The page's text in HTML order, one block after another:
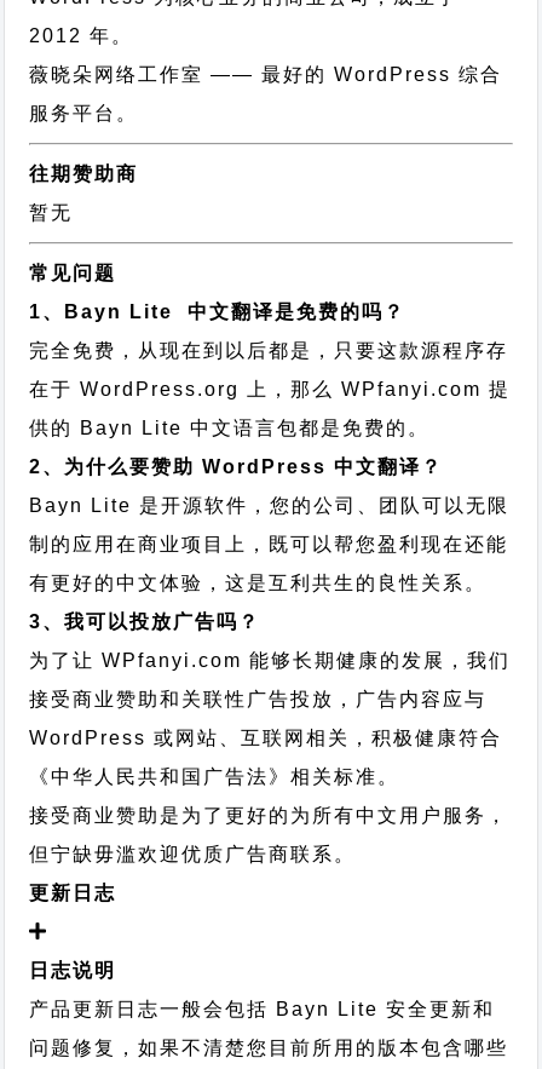
2012 年。
薇晓朵网络工作室 —— 最好的 WordPress 综合
服务平台。
往期赞助商
暂无
常见问题
1、Bayn Lite 中文翻译是免费的吗？
完全免费，从现在到以后都是，只要这款源程序存
在于 WordPress.org 上，那么 WPfanyi.com 提
供的 Bayn Lite 中文语言包都是免费的。
2、为什么要赞助 WordPress 中文翻译？
Bayn Lite 是开源软件，您的公司、团队可以无限
制的应用在商业项目上，既可以帮您盈利现在还能
有更好的中文体验，这是互利共生的良性关系。
3、我可以投放广告吗？
为了让 WPfanyi.com 能够长期健康的发展，我们
接受商业赞助和关联性广告投放，广告内容应与
WordPress 或网站、互联网相关，积极健康符合
《中华人民共和国广告法》相关标准。
接受商业赞助是为了更好的为所有中文用户服务，
但宁缺毋滥欢迎优质广告商联系。
更新日志
日志说明
产品更新日志一般会包括 Bayn Lite 安全更新和
问题修复，如果不清楚您目前所用的版本包含哪些